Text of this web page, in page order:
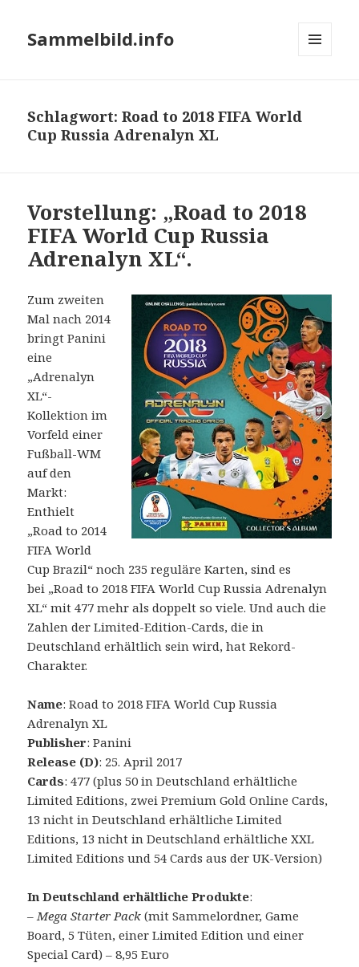
Sammelbild.info
Schlagwort:Road to 2018 FIFA World
Cup Russia Adrenalyn XL
Vorstellung: „Road to 2018
FIFA World Cup Russia
Adrenalyn XL“.
Zum zweiten
Mal nach 2014
bringt Panini
eine
„Adrenalyn
XL“-
Kollektion im
Vorfeld einer
Fußball-WM
auf den
Markt:
Enthielt
„Road to 2014
FIFA World
Cup Brazil“ noch 235 reguläre Karten, sind es
bei „Road to 2018 FIFA World Cup Russia Adrenalyn
XL“ mit 477 mehr als doppelt so viele. Und auch die
Zahlen der Limited-Edition-Cards, die in
Deutschland erhältlich sein wird, hat Rekord-
Charakter.
Name: Road to 2018 FIFA World Cup Russia
Adrenalyn XL
Publisher: Panini
Release (D): 25. April 2017
Cards: 477 (plus 50 in Deutschland erhältliche
Limited Editions, zwei Premium Gold Online Cards,
13 nicht in Deutschland erhältliche Limited
Editions, 13 nicht in Deutschland erhältliche XXL
Limited Editions und 54 Cards aus der UK-Version)
In Deutschland erhältliche Produkte:
–Mega Starter Pack (mit Sammelordner, Game
Board, 5 Tüten, einer Limited Edition und einer
Special Card) – 8,95 Euro